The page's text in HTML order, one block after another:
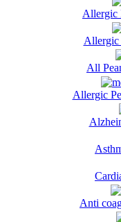
Allergic
Allergic
All
Allergic
Anti